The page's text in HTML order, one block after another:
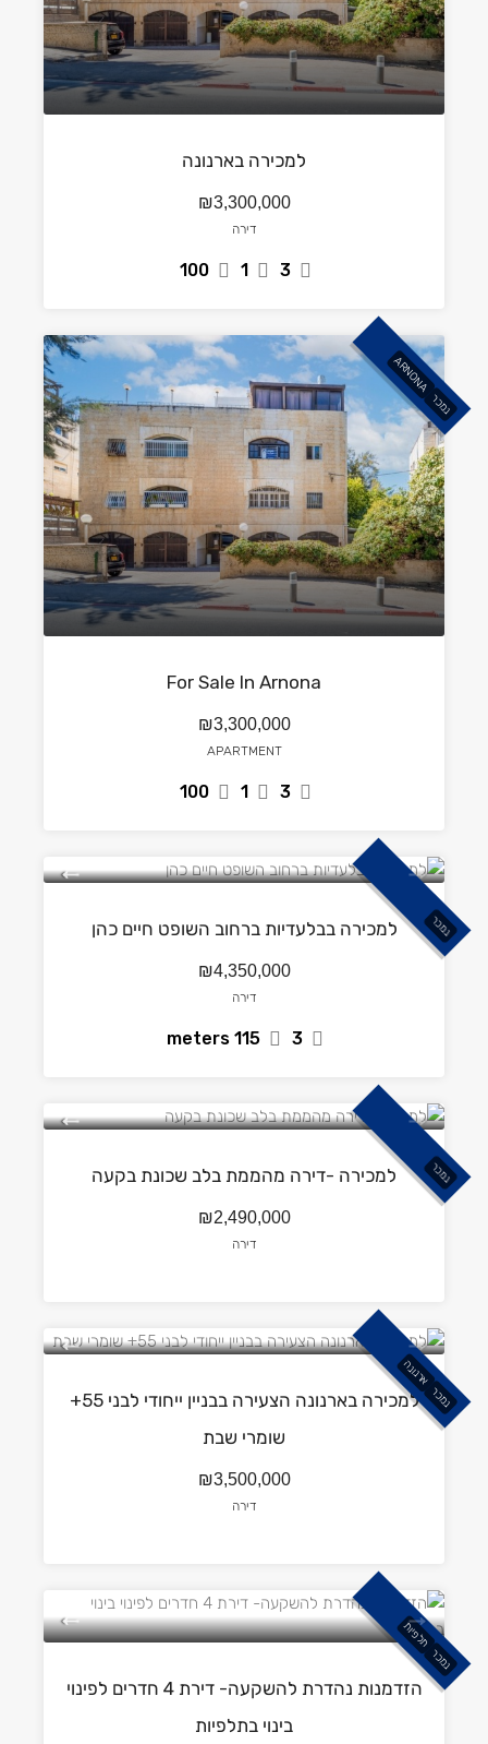
למכירה בארנונה
₪3,300,000
דירה
3
1
100
נמכר
ARNONA
For Sale In Arnona
₪3,300,000
APARTMENT
3
1
100
נמכר למכירה בבלעדיות ברחוב השופט חיים כהן
₪4,350,000
דירה
3
115 meters
נמכר למכירה -דירה מהממת בלב שכונת בקעה
₪2,490,000
דירה
נמכר
ארנונה
למכירה בארנונה הצעירה בבניין ייחודי לבני 55+
שומרי שבת
₪3,500,000
דירה
נמכר
תלפיות
הזדמנות נהדרת להשקעה- דירת 4 חדרים לפינוי
בינוי בתלפיות